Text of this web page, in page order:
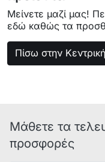
Μείνετε μαζί μας!
εδώ καθώς τα
Πίσω στην
Μάθετε τα
προσφορές